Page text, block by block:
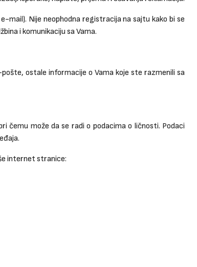
mail). Nije neophodna registracija na sajtu kako bi se
i komunikaciju sa Vama.
ostale informacije o Vama koje ste razmenili sa
čemu može da se radi o podacima o ličnosti. Podaci
internet stranice: